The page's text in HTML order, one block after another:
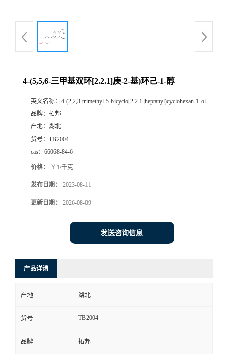
4-(5,5,6-三甲基双环[2.2.1]庚-2-基)环己-1-醇
英文名称： 4-(2,2,3-trimethyl-5-bicyclo[2.2.1]heptanyl)cyclohexan-1-ol
品牌： 拓邦
产地： 湖北
货号： TB2004
cas： 66068-84-6
价格： ￥1/千克
发布日期： 2023-08-11
更新日期： 2026-08-09
发送咨询信息
产品详请
产地 湖北
货号 TB2004
品牌 拓邦